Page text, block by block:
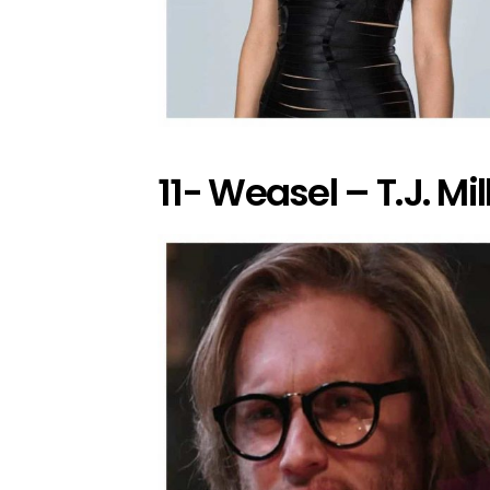
11- Weasel – T.J.